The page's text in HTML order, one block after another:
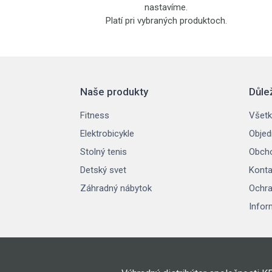
nastavíme.
Platí pri vybraných produktoch.
Naše produkty
Fitness
Elektrobicykle
Stolný tenis
Detský svet
Záhradný nábytok